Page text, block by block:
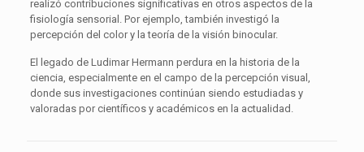
realizó contribuciones significativas en otros aspectos de la
fisiología sensorial. Por ejemplo, también investigó la
percepción del color y la teoría de la visión binocular.
El legado de Ludimar Hermann perdura en la historia de la
ciencia, especialmente en el campo de la percepción visual,
donde sus investigaciones continúan siendo estudiadas y
valoradas por científicos y académicos en la actualidad.